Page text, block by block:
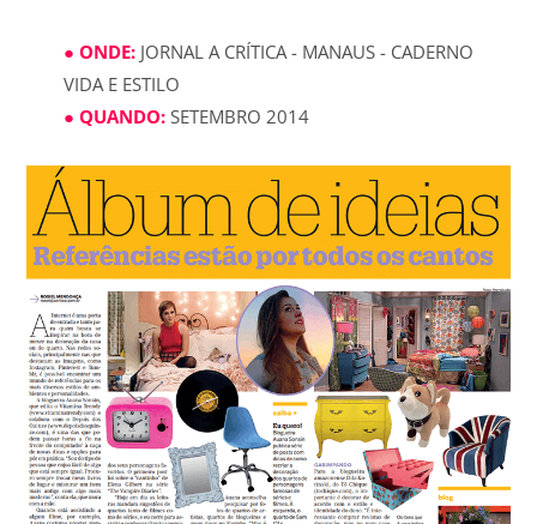
● ONDE: JORNAL A CRÍTICA - MANAUS - CADERNO
VIDA E ESTILO
● QUANDO: SETEMBRO 2014